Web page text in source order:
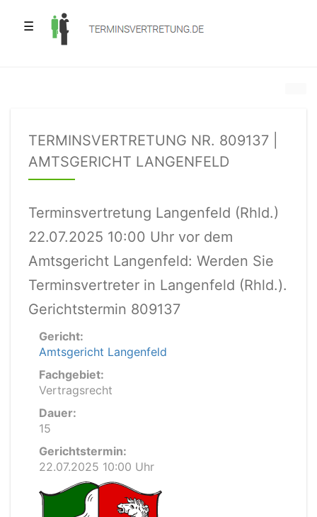
☰
TERMINSVERTRETUNG NR. 809137 |
AMTSGERICHT LANGENFELD
Terminsvertretung Langenfeld (Rhld.)
22.07.2025 10:00 Uhr vor dem
Amtsgericht Langenfeld: Werden Sie
Terminsvertreter in Langenfeld (Rhld.).
Gerichtstermin 809137
Gericht:
Amtsgericht Langenfeld
Fachgebiet:
Vertragsrecht
Dauer:
15
Gerichtstermin:
22.07.2025 10:00 Uhr